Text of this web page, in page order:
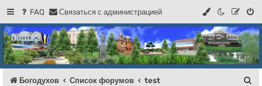
FAQ Связаться с администрацией
Регистрация
Форум Богодухова
Богодухов
Богодухов Список форумов test